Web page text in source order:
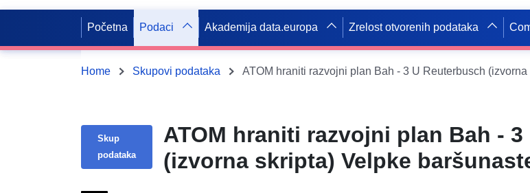
Početna Podaci Akademija data.europa Zrelost otvorenih podataka
Home Skupovi podataka
Skup
podataka
ATOM hraniti razvojni plan Bah -
(izvorna skripta) Velpke